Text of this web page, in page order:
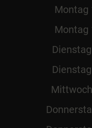
Montag
Montag